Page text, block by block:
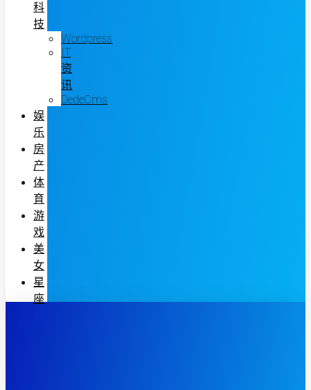
科
技
Wordpress
IT
资
讯
DedeCms
娱
乐
房
产
体
育
游
戏
美
女
星
座